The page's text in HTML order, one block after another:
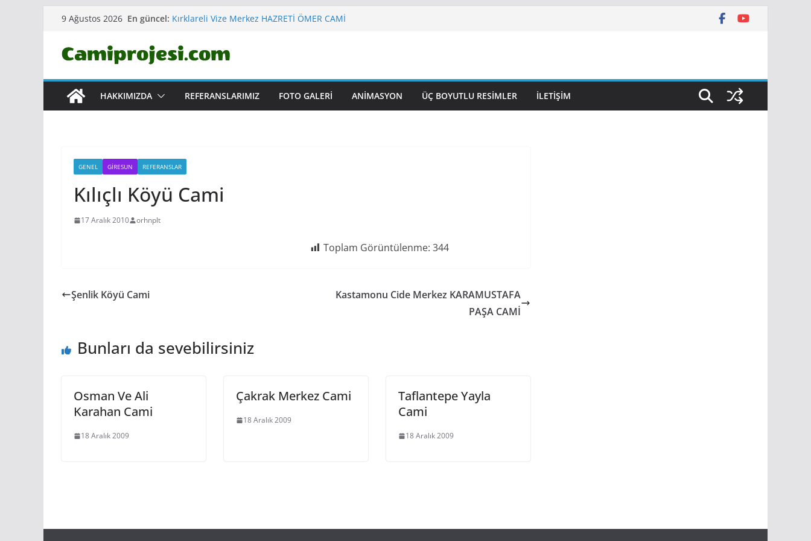
content
9 Ağustos 2026 En güncel: Kırklareli Vize Merkez HAZRETİ ÖMER CAMİ
CAMİ VE KÜLLİYESİ
Çankırı Korgun ERTUĞRUL GAZİ CAMİ
HAKKIMIZDA REFERANSLARIMIZ FOTO GALERI ANIMASYON ÜÇ BOYUTLU RESIMLER İLETIŞIM
GENEL GIRESUN REFERANSLAR
Kılıçlı Köyü Cami
17 Aralık 2010 orhnplt
Toplam Görüntülenme: 344
Şenlik Köyü Cami
Kastamonu Cide Merkez KARAMUSTAFA
PAŞA CAMİ
Bunları da sevebilirsiniz
Osman Ve Ali
Karahan Cami
18 Aralık 2009
Çakrak Merkez Cami
18 Aralık 2009
Taflantepe Yayla
Cami
18 Aralık 2009